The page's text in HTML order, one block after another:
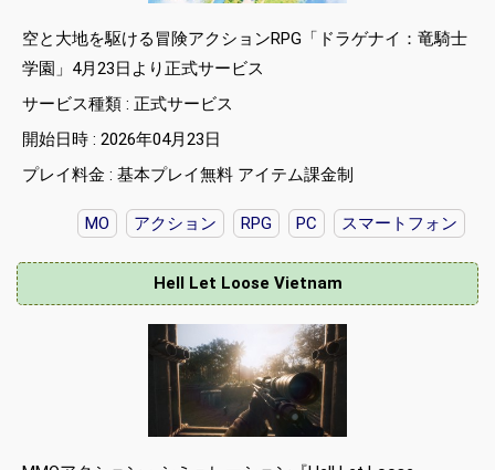
空と大地を駆ける冒険アクションRPG「ドラゲナイ：竜騎士
学園」4月23日より正式サービス
サービス種類 : 正式サービス
開始日時 : 2026年04月23日
プレイ料金 : 基本プレイ無料 アイテム課金制
MO アクション RPG PC スマートフォン
Hell Let Loose Vietnam